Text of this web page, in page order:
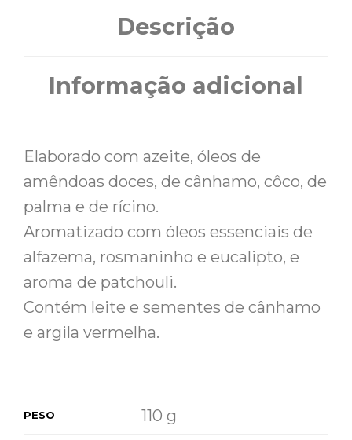
Descrição
Informação adicional
Elaborado com azeite, óleos de
amêndoas doces, de cânhamo, côco, de
palma e de rícino.
Aromatizado com óleos essenciais de
alfazema, rosmaninho e eucalipto, e
aroma de patchouli.
Contém leite e sementes de cânhamo
e argila vermelha.
PESO 110 g